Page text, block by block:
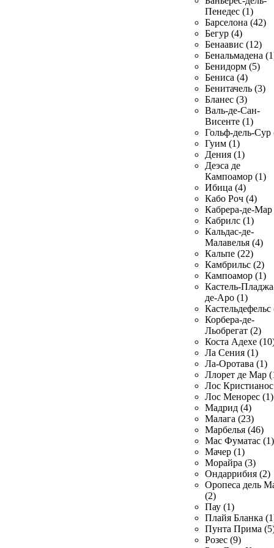
Пенедес (1)
Барселона (42)
Бегур (4)
Бенаавис (12)
Бенальмадена
Бенидорм (5)
Бениса (4)
Бенитачель (3)
Бланес (3)
Валь-де-Сан-
Висенте (1)
Гольф-дель-Сур
Гуим (1)
Дения (1)
Деэса де
Кампоамор (1)
Ибица (4)
Кабо Роч (4)
Кабрера-де-Мар
Кабрилс (1)
Кальдас-де-
Малавелья (4)
Кальпе (22)
Камбрильс (2)
Кампоамор (1)
Кастель-
де-Аро (1)
Кастельдефельс
Корбера-де-
Льобрегат (2)
Коста Адехе
Ла Сения (1)
Ла-Оротава (1)
Ллорет де Мар
Лос
Лос Менорес (1)
Мадрид (4)
Малага (23)
Марбелья (46)
Мас Фуматас (1)
Мачер (1)
Морайра (3)
Ондаррибия (2)
Оропеса дель
(2)
Пау (1)
Плайя Бланка
Пунта Прима
Розес (9)